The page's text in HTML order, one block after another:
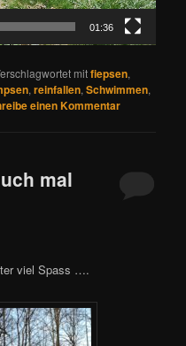
01:36
mitfiepsen,
,reinfallen,Schwimmen,
einen Kommentar
mal
viel Spass ….